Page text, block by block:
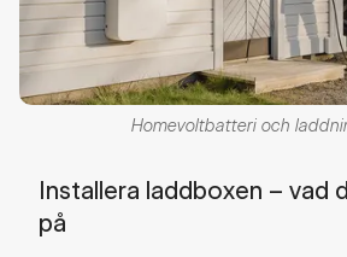
Homevoltbatteri och
Installera laddboxen – vad
på